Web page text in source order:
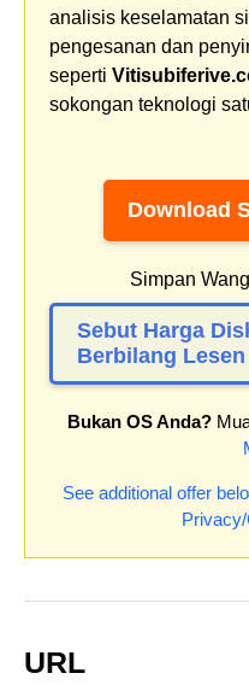
analisis keselamatan
pengesanan dan
seperti
sokongan teknologi
Download
Simpan
Sebut Harga
Berbilang Lesen
Bukan OS Anda?
See additional offer
URL